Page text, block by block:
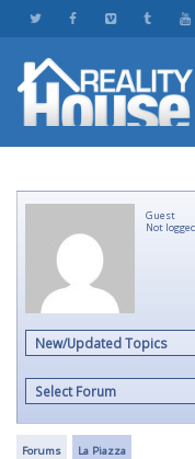
Guest
Not
New/Updated Topics
Select Forum
Forums La Piazza